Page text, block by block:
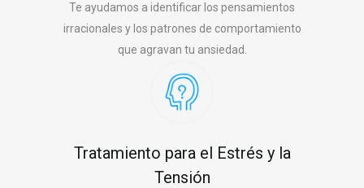
Te ayudamos a identificar los pensamientos
irracionales y los patrones de comportamiento
que agravan tu ansiedad.
Tratamiento para el Estrés y la
Tensión